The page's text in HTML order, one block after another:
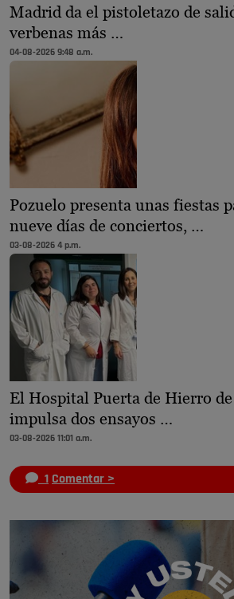
Madrid da el pistoletazo de
verbenas más …
04-08-2026 9:48 a.m.
Pozuelo presenta unas fiestas
nueve días de conciertos, …
03-08-2026 4 p.m.
El Hospital Puerta de Hierro
impulsa dos ensayos …
03-08-2026 11:01 a.m.
1 Comentar >